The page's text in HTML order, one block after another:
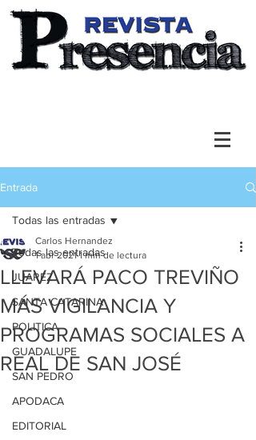
Entrada
Todas las entradas
JUAREZ
SANTA CATARINA
POLITICA
GUADALUPE
SAN PEDRO
APODACA
EDITORIAL
Todas las entradas
LLEVARÁ PACO TREVIÑO
MÁS VIGILANCIA Y
PROGRAMAS SOCIALES A
REAL DE SAN JOSÉ
Carlos Hernandez
1 abr 2021 1 min de lectura